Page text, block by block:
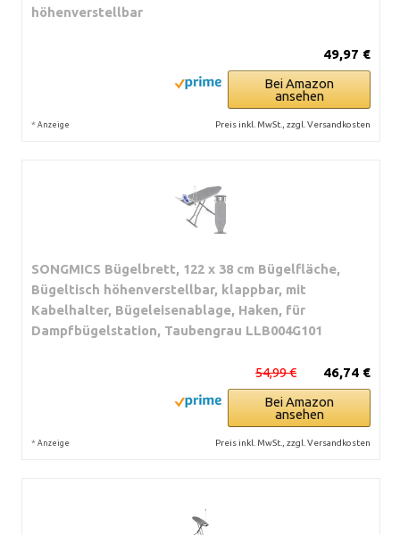
höhenverstellbar
49,97 €
Bei Amazon
ansehen
* Anzeige Preis inkl. MwSt., zzgl. Versandkosten
SONGMICS Bügelbrett, 122 x 38 cm Bügelfläche,
Bügeltisch höhenverstellbar, klappbar, mit
Kabelhalter, Bügeleisenablage, Haken, für
Dampfbügelstation, Taubengrau LLB004G101
46,74 €
54,99 €
Bei Amazon
ansehen
* Anzeige Preis inkl. MwSt., zzgl. Versandkosten